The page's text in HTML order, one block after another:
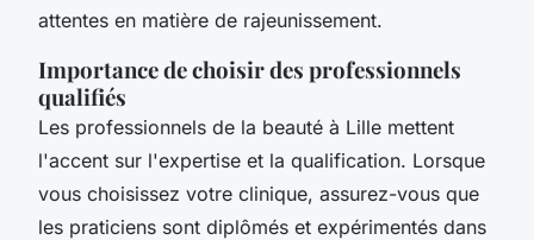
attentes en matière de rajeunissement.
Importance de choisir des professionnels
qualifiés
Les professionnels de la beauté à Lille mettent
l'accent sur l'expertise et la qualification. Lorsque
vous choisissez votre clinique, assurez-vous que
les praticiens sont diplômés et expérimentés dans